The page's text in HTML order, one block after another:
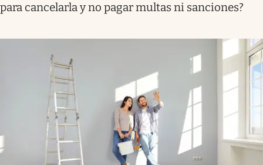
para cancelarla y no pagar multas ni sanciones?